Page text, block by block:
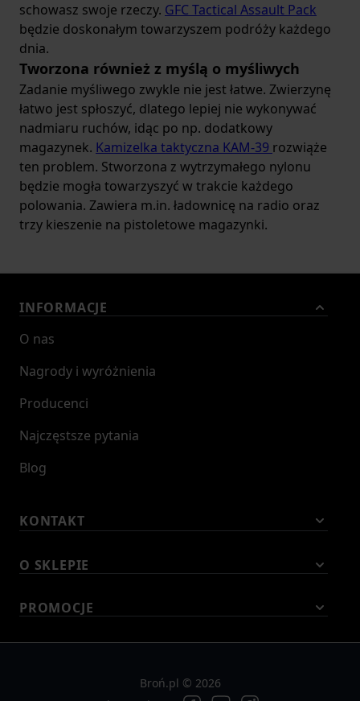
schowasz swoje rzeczy. GFC Tactical Assault Pack
będzie doskonałym towarzyszem podróży każdego
dnia.
Tworzona również z myślą o myśliwych
Zadanie myśliwego zwykle nie jest łatwe. Zwierzynę
łatwo jest spłoszyć, dlatego lepiej nie wykonywać
nadmiaru ruchów, idąc po np. dodatkowy
magazynek. Kamizelka taktyczna KAM-39 rozwiąże
ten problem. Stworzona z wytrzymałego nylonu
będzie mogła towarzyszyć w trakcie każdego
polowania. Zawiera m.in. ładownicę na radio oraz
trzy kieszenie na pistoletowe magazynki.
INFORMACJE
O nas
Nagrody i wyróżnienia
Producenci
Najczęstsze pytania
Blog
KONTAKT
O SKLEPIE
PROMOCJE
Broń.pl © 2026